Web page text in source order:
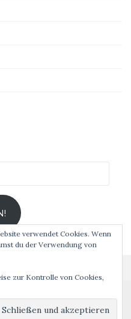
ColorlibPowered byWordPress
verwendet Cookies. Wenn
du der Verwendung von
zur Kontrolle von Cookies,
unserer Dienste.
Sie sich damit